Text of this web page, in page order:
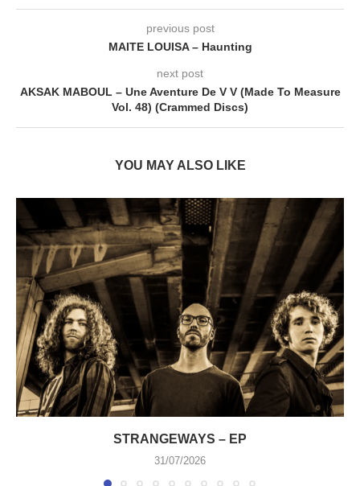
previous post
MAITE LOUISA – Haunting
next post
AKSAK MABOUL – Une Aventure De V V (Made To Measure
Vol. 48) (Crammed Discs)
YOU MAY ALSO LIKE
STRANGEWAYS – EP
31/07/2026